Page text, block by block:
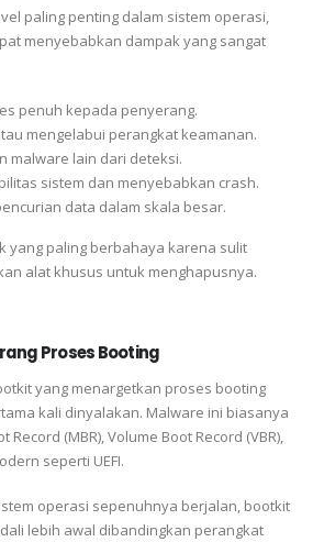
paling penting dalam sistem operasi,
menyebabkan dampak yang sangat
penuh kepada penyerang.
mengelabui perangkat keamanan.
malware lain dari deteksi.
sistem dan menyebabkan crash.
data dalam skala besar.
yang paling berbahaya karena sulit
alat khusus untuk menghapusnya.
Proses Booting
yang menargetkan proses booting
kali dinyalakan. Malware ini biasanya
(MBR), Volume Boot Record (VBR),
seperti UEFI.
operasi sepenuhnya berjalan, bootkit
lebih awal dibandingkan perangkat